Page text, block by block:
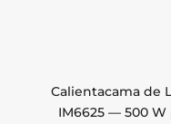
Calientacama de
IM6625 — 500 W